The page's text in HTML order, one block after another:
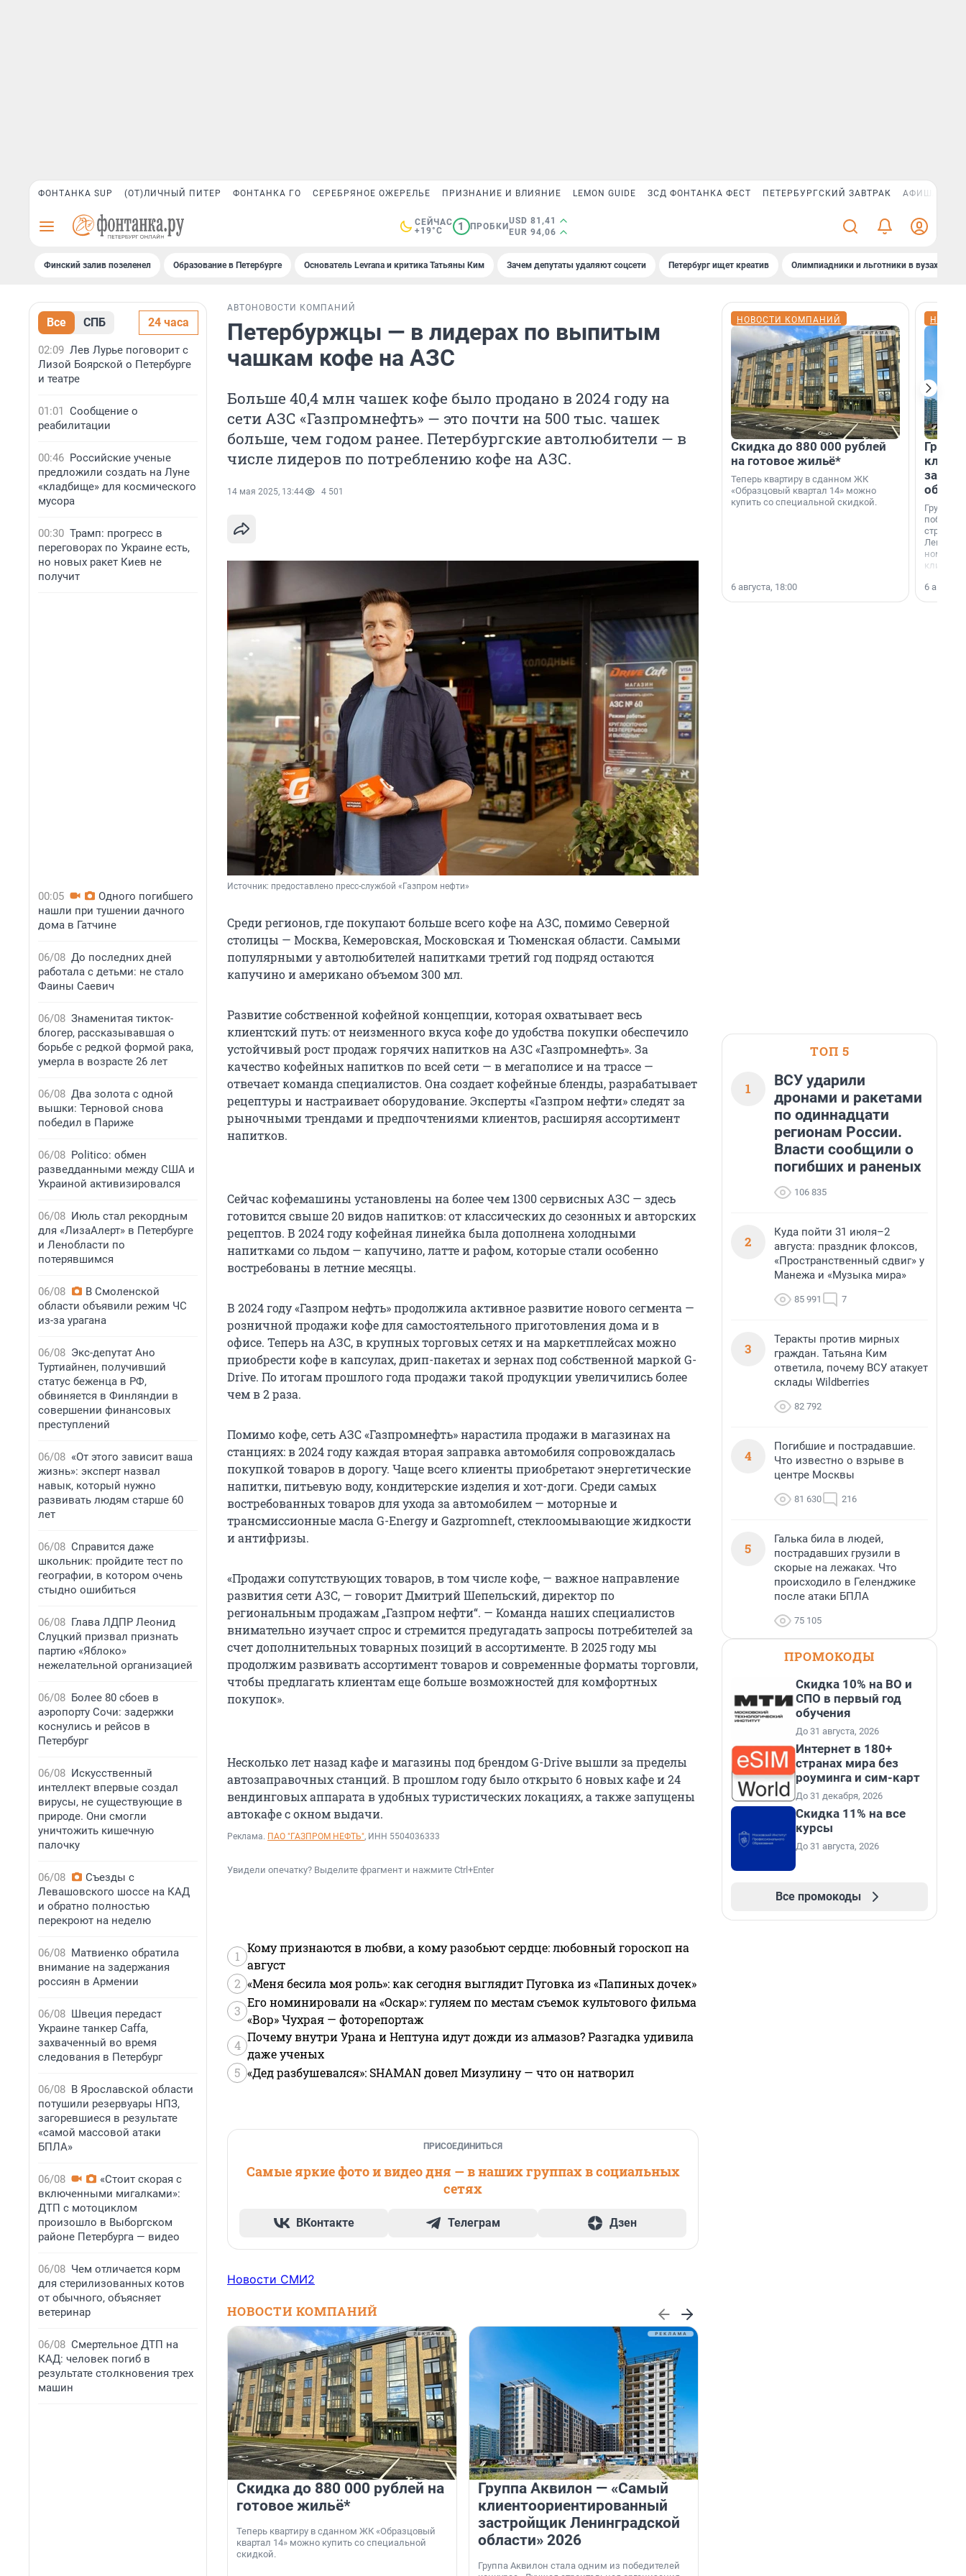
ФОНТАНКА SUP (ОТ)ЛИЧНЫЙ ПИТЕР ФОНТАНКА ГО СЕРЕБРЯНОЕ ОЖЕРЕЛЬЕ ПРИЗНАНИЕ И ВЛИЯНИЕ LEMON GUIDE ЗСД ФОНТАНКА ФЕСТ ПЕТЕРБУРГСКИЙ ЗАВТРАК АФИША PLUS
СЕЙЧАС
+19°C
1 ПРОБКИ
USD 81,41
EUR 94,06
Финский залив позеленел Образование в Петербурге Основатель Levrana и критика Татьяны Ким Зачем депутаты удаляют соцсети Петербург ищет креатив Олимпиадники и льготники в вузах СПб
Все СПБ 24 часа
02:09 Лев Лурье поговорит с
Лизой Боярской о Петербурге
и театре
01:01 Сообщение о
реабилитации
00:46 Российские ученые
предложили создать на Луне
«кладбище» для космического
мусора
00:30 Трамп: прогресс в
переговорах по Украине есть,
но новых ракет Киев не
получит
00:05
Одного погибшего
нашли при тушении дачного
дома в Гатчине
06/08 До последних дней
работала с детьми: не стало
Фаины Саевич
06/08 Знаменитая тикток-
блогер, рассказывавшая о
борьбе с редкой формой рака,
умерла в возрасте 26 лет
06/08 Два золота с одной
вышки: Терновой снова
победил в Париже
06/08 Politico: обмен
разведданными между США и
Украиной активизировался
06/08 Июль стал рекордным
для «ЛизаАлерт» в Петербурге
и Ленобласти по
потерявшимся
06/08
В Смоленской
области объявили режим ЧС
из-за урагана
06/08 Экс-депутат Ано
Туртиайнен, получивший
статус беженца в РФ,
обвиняется в Финляндии в
совершении финансовых
преступлений
06/08 «От этого зависит ваша
жизнь»: эксперт назвал
навык, который нужно
развивать людям старше 60
лет
06/08 Справится даже
школьник: пройдите тест по
географии, в котором очень
стыдно ошибиться
06/08 Глава ЛДПР Леонид
Слуцкий призвал признать
партию «Яблоко»
нежелательной организацией
06/08 Более 80 сбоев в
аэропорту Сочи: задержки
коснулись и рейсов в
Петербург
06/08 Искусственный
интеллект впервые создал
вирусы, не существующие в
природе. Они смогли
уничтожить кишечную
палочку
06/08
Съезды с
Левашовского шоссе на КАД
и обратно полностью
перекроют на неделю
06/08 Матвиенко обратила
внимание на задержания
россиян в Армении
06/08 Швеция передаст
Украине танкер Caffa,
захваченный во время
следования в Петербург
06/08 В Ярославской области
потушили резервуары НПЗ,
загоревшиеся в результате
«самой массовой атаки
БПЛА»
06/08
«Стоит скорая с
включенными мигалками»:
ДТП с мотоциклом
произошло в Выборгском
районе Петербурга — видео
06/08 Чем отличается корм
для стерилизованных котов
от обычного, объясняет
ветеринар
06/08 Смертельное ДТП на
КАД: человек погиб в
результате столкновения трех
машин
АВТО НОВОСТИ КОМПАНИЙ
Петербуржцы — в лидерах по выпитым
чашкам кофе на АЗС
Больше 40,4 млн чашек кофе было продано в 2024 году на
сети АЗС «Газпромнефть» — это почти на 500 тыс. чашек
больше, чем годом ранее. Петербургские автолюбители — в
числе лидеров по потреблению кофе на АЗС.
14 мая 2025, 13:44 4 501
Источник: предоставлено пресс-службой «Газпром нефти»
Среди регионов, где покупают больше всего кофе на АЗС, помимо Северной
столицы — Москва, Кемеровская, Московская и Тюменская области. Самыми
популярными у автолюбителей напитками третий год подряд остаются
капучино и американо объемом 300 мл.
Развитие собственной кофейной концепции, которая охватывает весь
клиентский путь: от неизменного вкуса кофе до удобства покупки обеспечило
устойчивый рост продаж горячих напитков на АЗС «Газпромнефть». За
качество кофейных напитков по всей сети — в мегаполисе и на трассе —
отвечает команда специалистов. Она создает кофейные бленды, разрабатывает
рецептуры и настраивает оборудование. Эксперты «Газпром нефти» следят за
рыночными трендами и предпочтениями клиентов, расширяя ассортимент
напитков.
Сейчас кофемашины установлены на более чем 1300 сервисных АЗС — здесь
готовится свыше 20 видов напитков: от классических до сезонных и авторских
рецептов. В 2024 году кофейная линейка была дополнена холодными
напитками со льдом — капучино, латте и рафом, которые стали особенно
востребованы в летние месяцы.
В 2024 году «Газпром нефть» продолжила активное развитие нового сегмента —
розничной продажи кофе для самостоятельного приготовления дома и в
офисе. Теперь на АЗС, в крупных торговых сетях и на маркетплейсах можно
приобрести кофе в капсулах, дрип-пакетах и зернах под собственной маркой G-
Drive. По итогам прошлого года продажи такой продукции увеличились более
чем в 2 раза.
Помимо кофе, сеть АЗС «Газпромнефть» нарастила продажи в магазинах на
станциях: в 2024 году каждая вторая заправка автомобиля сопровождалась
покупкой товаров в дорогу. Чаще всего клиенты приобретают энергетические
напитки, питьевую воду, кондитерские изделия и хот-доги. Среди самых
востребованных товаров для ухода за автомобилем — моторные и
трансмиссионные масла G-Energy и Gazpromneft, стеклоомывающие жидкости
и антифризы.
«Продажи сопутствующих товаров, в том числе кофе, — важное направление
развития сети АЗС, — говорит Дмитрий Шепельский, директор по
региональным продажам „Газпром нефти“. — Команда наших специалистов
внимательно изучает спрос и стремится предугадать запросы потребителей за
счет дополнительных товарных позиций в ассортименте. В 2025 году мы
продолжим развивать ассортимент товаров и современные форматы торговли,
чтобы предлагать клиентам еще больше возможностей для комфортных
покупок».
Несколько лет назад кафе и магазины под брендом G-Drive вышли за пределы
автозаправочных станций. В прошлом году было открыто 6 новых кафе и 24
вендинговых аппарата в удобных туристических локациях, а также запущены
автокафе с окном выдачи.
Реклама. ПАО "ГАЗПРОМ НЕФТЬ", ИНН 5504036333
Увидели опечатку? Выделите фрагмент и нажмите Ctrl+Enter
1
Кому признаются в любви, а кому разобьют сердце: любовный гороскоп на
август
2 «Меня бесила моя роль»: как сегодня выглядит Пуговка из «Папиных дочек»
3
Его номинировали на «Оскар»: гуляем по местам съемок культового фильма
«Вор» Чухрая — фоторепортаж
4
Почему внутри Урана и Нептуна идут дожди из алмазов? Разгадка удивила
даже ученых
5 «Дед разбушевался»: SHAMAN довел Мизулину — что он натворил
ПРИСОЕДИНИТЬСЯ
Самые яркие фото и видео дня — в наших группах в социальных
сетях
ВКонтакте Телеграм Дзен
Новости СМИ2
НОВОСТИ КОМПАНИЙ
Скидка до 880 000 рублей на
готовое жильё*
Теперь квартиру в сданном ЖК «Образцовый
квартал 14» можно купить со специальной
скидкой.
Группа Аквилон — «Самый
клиентоориентированный
застройщик Ленинградской
области» 2026
Группа Аквилон стала одним из победителей
НОВОСТИ КОМПАНИЙ
Скидка до 880 000 рублей
на готовое жильё*
Теперь квартиру в сданном ЖК
«Образцовый квартал 14» можно
купить со специальной скидкой.
6 августа, 18:00
Группа
области».
6
ТОП 5
1
ВСУ ударили
дронами и ракетами
по одиннадцати
регионам России.
Власти сообщили о
погибших и раненых
106 835
2
Куда пойти 31 июля–2
августа: праздник флоксов,
«Пространственный сдвиг» у
Манежа и «Музыка мира»
85 991 7
3
Теракты против мирных
граждан. Татьяна Ким
ответила, почему ВСУ атакует
склады Wildberries
82 792
4
Погибшие и пострадавшие.
Что известно о взрыве в
центре Москвы
81 630 216
5
Галька била в людей,
пострадавших грузили в
скорые на лежаках. Что
происходило в Геленджике
после атаки БПЛА
75 105
ПРОМОКОДЫ
Скидка 10% на ВО и
СПО в первый год
обучения
До 31 августа, 2026
Интернет в 180+
странах мира без
роуминга и сим-карт
До 31 декабря, 2026
Скидка 11% на все
курсы
До 31 августа, 2026
Все промокоды